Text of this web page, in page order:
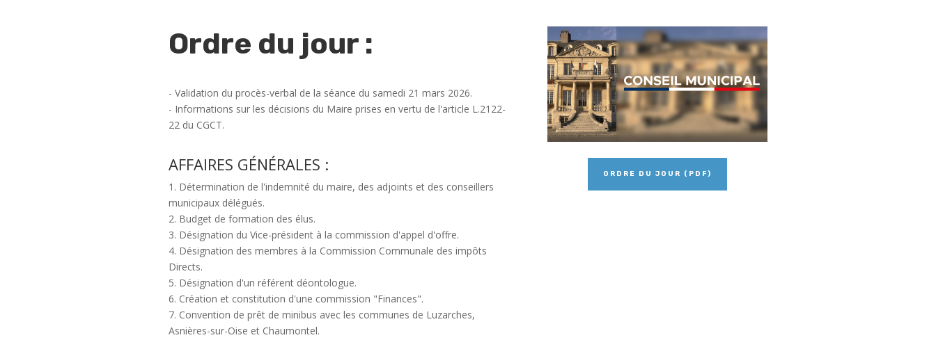
Ordre du jour :
- Validation du procès-verbal de la séance du samedi 21 mars 2026.
- Informations sur les décisions du Maire prises en vertu de l'article L.2122-
22 du CGCT.
AFFAIRES GÉNÉRALES :
1. Détermination de l'indemnité du maire, des adjoints et des conseillers
municipaux délégués.
2. Budget de formation des élus.
3. Désignation du Vice-président à la commission d'appel d'offre.
4. Désignation des membres à la Commission Communale des impôts
Directs.
5. Désignation d'un référent déontologue.
6. Création et constitution d'une commission "Finances".
7. Convention de prêt de minibus avec les communes de Luzarches,
Asnières-sur-Oise et Chaumontel.
ORDRE DU JOUR (PDF)